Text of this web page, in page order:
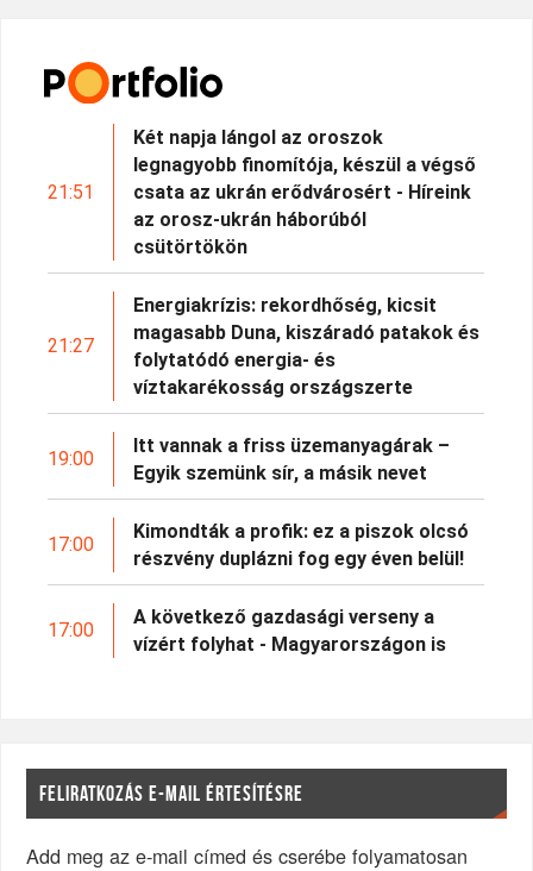
21:51
Két napja lángol az oroszok
legnagyobb finomítója, készül a végső
csata az ukrán erődvárosért - Híreink
az orosz-ukrán háborúból
csütörtökön
21:27
Energiakrízis: rekordhőség, kicsit
magasabb Duna, kiszáradó patakok és
folytatódó energia- és
víztakarékosság országszerte
19:00
Itt vannak a friss üzemanyagárak –
Egyik szemünk sír, a másik nevet
17:00
Kimondták a profik: ez a piszok olcsó
részvény duplázni fog egy éven belül!
17:00
A következő gazdasági verseny a
vízért folyhat - Magyarországon is
FELIRATKOZÁS E-MAIL ÉRTESÍTÉSRE
Add meg az e-mail címed és cserébe folyamatosan